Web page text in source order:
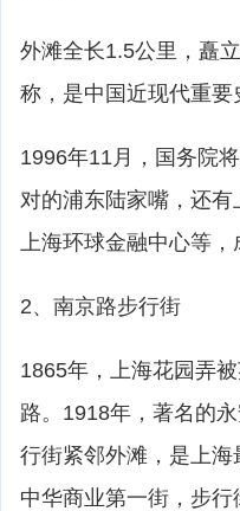
外滩全长1.5公里，矗
称，是中国近现代重
1996年11月，国务院
对的浦东陆家嘴，还
上海环球金融中心等
2、南京路步行街
1865年，上海花园弄
路。1918年，著名的
行街紧邻外滩，是上
中华商业第一街，步